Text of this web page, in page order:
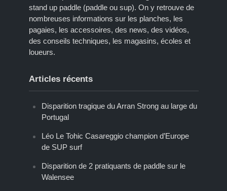
stand up paddle (paddle ou sup). On y retrouve de
nombreuses informations sur les planches, les
pagaies, les accessoires, des news, des vidéos,
des conseils techniques, les magasins, écoles et
loueurs.
Articles récents
Disparition tragique du Arran Strong au large du
Portugal
Léo Le Tohic Casareggio champion d’Europe
de SUP surf
Disparition de 2 pratiquants de paddle sur le
Walensee